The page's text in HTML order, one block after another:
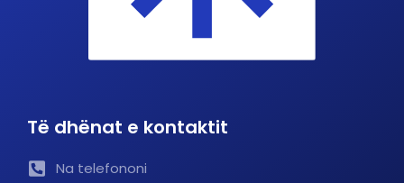
Të dhënat e kontaktit
Na telefononi